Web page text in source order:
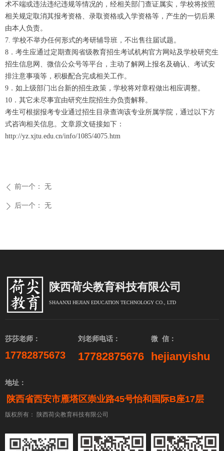
术不端或违法违纪违规等情况的，经相关部门查证属实，学校将按照
相关规定取消其报考资格、录取资格或入学资格等，产生的一切后果
由本人负责。
7. 学校不举办任何形式的考研辅导班，不出售往届试题。
8．考生应通过定期查阅省级教育招生考试机构官方网站及学校研究生
招生信息网、微信公众号等平台，主动了解网上报名及确认、考试安
排注意事项等，积极配合完成相关工作。
9．如上级部门出台新的招生政策，学校将对章程做出相应调整。
10．其它未尽事宜由研究生院招生办负责解释。
考生可根据报考专业通过招生目录查询该专业所属学院，通过以下方
式咨询相关信息。文章原文链接如下：
http://yz.xjtu.edu.cn/info/1085/4075.htm
ꄴ 前一个： 无
ꄲ 后一个： 无
地址：
陕西省西安市雁塔区崇业路45号怡和国际B座17层
莎莎老师：
17782875673
刘老师电话：
17782875676
微 信：
hejianyishu
版权所有： 陕西荷尖教育科技有限公司
陕西荷尖教育科技有限公司
SHAANXI HEJIAN EDUCATION TECHNOLOGY CO., LTD